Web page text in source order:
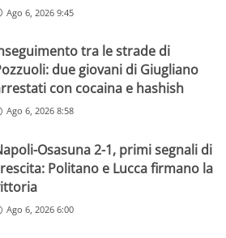
Ago 6, 2026 9:45
tra le strade di
due giovani di Giugliano
con cocaina e hashish
Ago 6, 2026 8:58
Osasuna 2-1, primi segnali di
Politano e Lucca firmano la
Ago 6, 2026 6:00